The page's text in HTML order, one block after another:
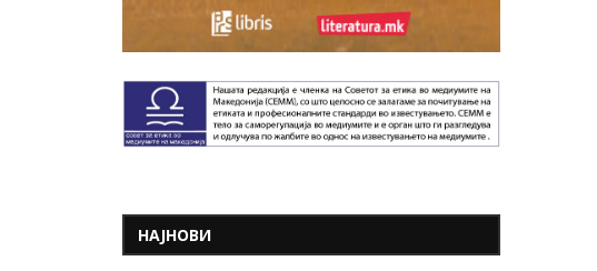
НАЈНОВИ